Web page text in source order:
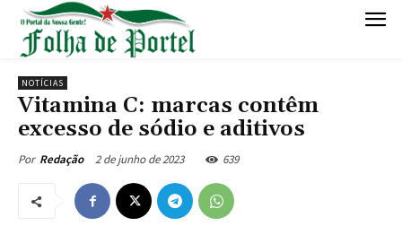
NOTÍCIAS
Vitamina C: marcas contêm
excesso de sódio e aditivos
Por Redação 2 de junho de 2023 639